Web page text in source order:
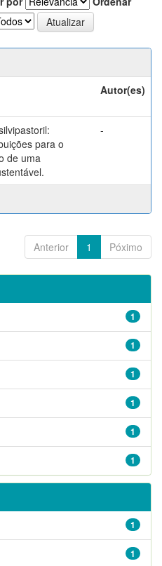
Autor(es)
para o
de uma
-
Anterior 1 Póximo
1
1
1
1
1
1
1
1